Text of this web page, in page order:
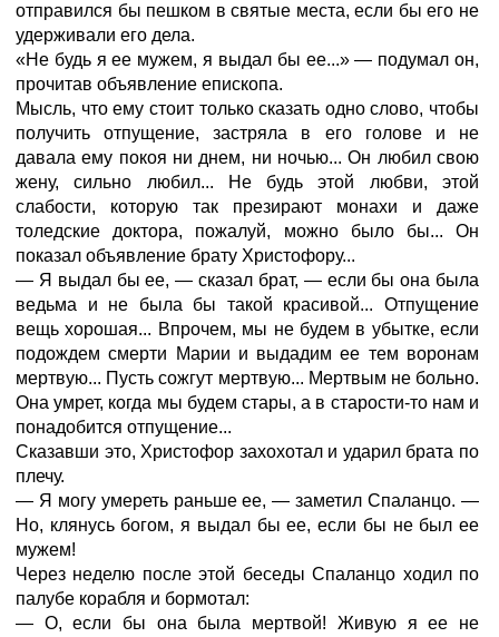
отправился бы пешком в святые места, если бы его не
удерживали его дела.
«Не будь я ее мужем, я выдал бы ее...» — подумал он,
прочитав объявление епископа.
Мысль, что ему стоит только сказать одно слово, чтобы
получить отпущение, застряла в его голове и не
давала ему покоя ни днем, ни ночью... Он любил свою
жену, сильно любил... Не будь этой любви, этой
слабости, которую так презирают монахи и даже
толедские доктора, пожалуй, можно было бы... Он
показал объявление брату Христофору...
— Я выдал бы ее, — сказал брат, — если бы она была
ведьма и не была бы такой красивой... Отпущение
вещь хорошая... Впрочем, мы не будем в убытке, если
подождем смерти Марии и выдадим ее тем воронам
мертвую... Пусть сожгут мертвую... Мертвым не больно.
Она умрет, когда мы будем стары, а в старости-то нам и
понадобится отпущение...
Сказавши это, Христофор захохотал и ударил брата по
плечу.
— Я могу умереть раньше ее, — заметил Спаланцо. —
Но, клянусь богом, я выдал бы ее, если бы не был ее
мужем!
Через неделю после этой беседы Спаланцо ходил по
палубе корабля и бормотал:
— О, если бы она была мертвой! Живую я ее не